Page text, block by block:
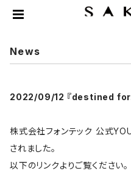
News
2022/09/12 『destined
株式会社フォンテック 公式
されました。
以下のリンクよりご覧ください。